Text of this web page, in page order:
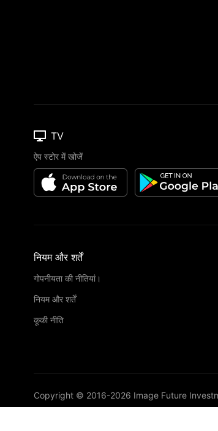
TV
ऐप स्टोर में खोजें
नियम और शर्तें
गोपनीयता की नीतियां।
नियम और शर्तें
कूकी नीति
Copyright © 2016-2026 Image Future